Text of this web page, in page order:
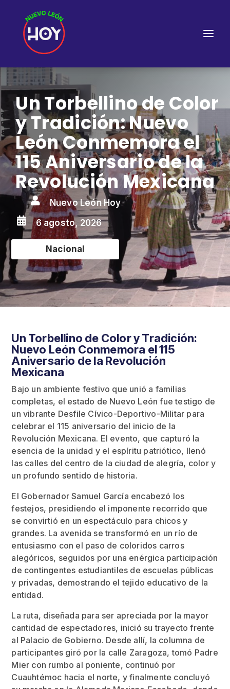
Un Torbellino de Color
y Tradición: Nuevo
León Conmemora el
115 Aniversario de la
Revolución Mexicana
 Nuevo León Hoy
 6 agosto, 2026
Nacional
Un Torbellino de Color y Tradición:
Nuevo León Conmemora el 115
Aniversario de la Revolución
Mexicana
Bajo un ambiente festivo que unió a familias
completas, el estado de Nuevo León fue testigo de
un vibrante Desfile Cívico-Deportivo-Militar para
celebrar el 115 aniversario del inicio de la
Revolución Mexicana. El evento, que capturó la
esencia de la unidad y el espíritu patriótico, llenó
las calles del centro de la ciudad de alegría, color y
un profundo sentido de historia.
El Gobernador Samuel García encabezó los
festejos, presidiendo el imponente recorrido que
se convirtió en un espectáculo para chicos y
grandes. La avenida se transformó en un río de
entusiasmo con el paso de coloridos carros
alegóricos, seguidos por una enérgica participación
de contingentes estudiantiles de escuelas públicas
y privadas, demostrando el tejido educativo de la
entidad.
La ruta, diseñada para ser apreciada por la mayor
cantidad de espectadores, inició su trayecto frente
al Palacio de Gobierno. Desde allí, la columna de
participantes giró por la calle Zaragoza, tomó Padre
Mier con rumbo al poniente, continuó por
Cuauhtémoc hacia el norte, y finalmente concluyó